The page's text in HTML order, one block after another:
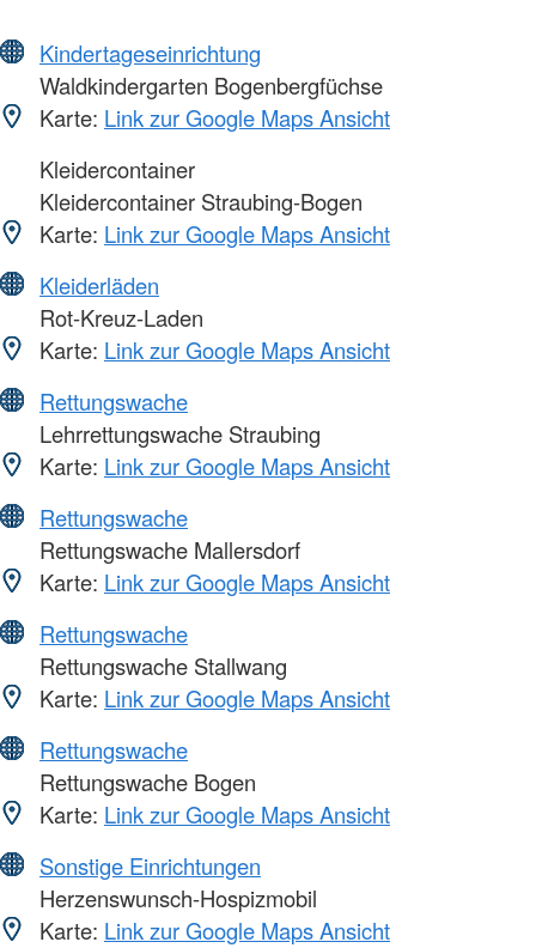
Kindertageseinrichtung
Waldkindergarten Bogenbergfüchse
Karte: Link zur Google Maps Ansicht
Kleidercontainer
Kleidercontainer Straubing-Bogen
Karte: Link zur Google Maps Ansicht
Kleiderläden
Rot-Kreuz-Laden
Karte: Link zur Google Maps Ansicht
Rettungswache
Lehrrettungswache Straubing
Karte: Link zur Google Maps Ansicht
Rettungswache
Rettungswache Mallersdorf
Karte: Link zur Google Maps Ansicht
Rettungswache
Rettungswache Stallwang
Karte: Link zur Google Maps Ansicht
Rettungswache
Rettungswache Bogen
Karte: Link zur Google Maps Ansicht
Sonstige Einrichtungen
Herzenswunsch-Hospizmobil
Karte: Link zur Google Maps Ansicht